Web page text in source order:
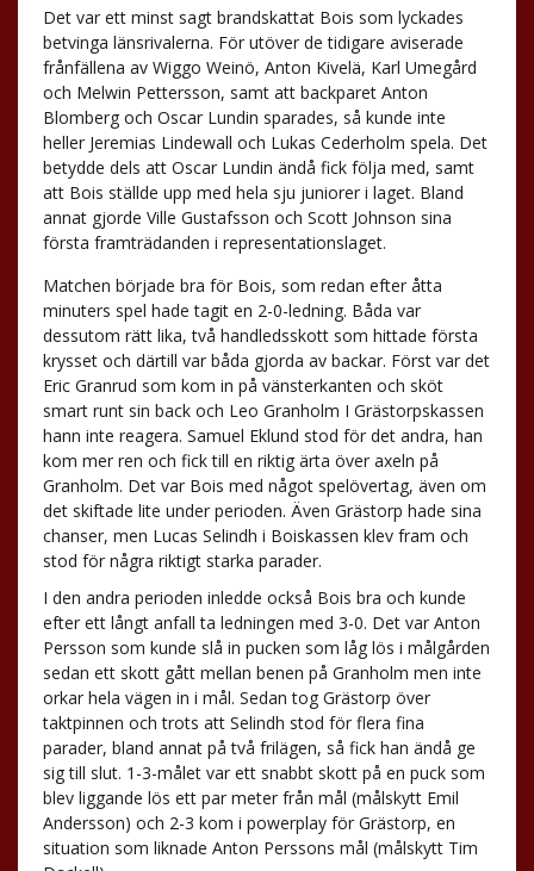
Det var ett minst sagt brandskattat Bois som lyckades
betvinga länsrivalerna. För utöver de tidigare aviserade
frånfällena av Wiggo Weinö, Anton Kivelä, Karl Umegård
och Melwin Pettersson, samt att backparet Anton
Blomberg och Oscar Lundin sparades, så kunde inte
heller Jeremias Lindewall och Lukas Cederholm spela. Det
betydde dels att Oscar Lundin ändå fick följa med, samt
att Bois ställde upp med hela sju juniorer i laget. Bland
annat gjorde Ville Gustafsson och Scott Johnson sina
första framträdanden i representationslaget.
Matchen började bra för Bois, som redan efter åtta
minuters spel hade tagit en 2-0-ledning. Båda var
dessutom rätt lika, två handledsskott som hittade första
krysset och därtill var båda gjorda av backar. Först var det
Eric Granrud som kom in på vänsterkanten och sköt
smart runt sin back och Leo Granholm I Grästorpskassen
hann inte reagera. Samuel Eklund stod för det andra, han
kom mer ren och fick till en riktig ärta över axeln på
Granholm. Det var Bois med något spelövertag, även om
det skiftade lite under perioden. Även Grästorp hade sina
chanser, men Lucas Selindh i Boiskassen klev fram och
stod för några riktigt starka parader.
I den andra perioden inledde också Bois bra och kunde
efter ett långt anfall ta ledningen med 3-0. Det var Anton
Persson som kunde slå in pucken som låg lös i målgården
sedan ett skott gått mellan benen på Granholm men inte
orkar hela vägen in i mål. Sedan tog Grästorp över
taktpinnen och trots att Selindh stod för flera fina
parader, bland annat på två frilägen, så fick han ändå ge
sig till slut. 1-3-målet var ett snabbt skott på en puck som
blev liggande lös ett par meter från mål (målskytt Emil
Andersson) och 2-3 kom i powerplay för Grästorp, en
situation som liknade Anton Perssons mål (målskytt Tim